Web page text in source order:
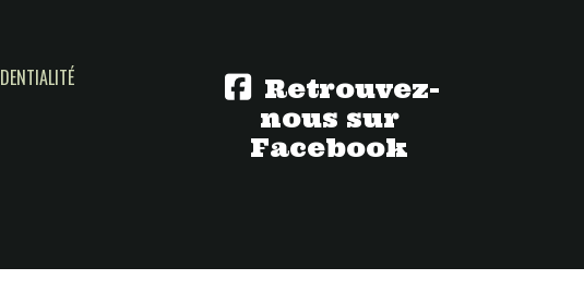
Retrouvez-
nous sur
Facebook